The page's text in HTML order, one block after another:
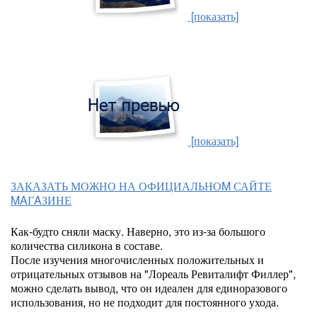
[показать]
[показать]
ЗАКАЗАТЬ МОЖНО НА ОФИЦИАЛЬНОM САЙТЕ
MAГAЗИНЕ
Как-будто сняли маску. Наверно, это из-за большого
количества силикона в составе.
После изучения многочисленных положительных и
отрицательных отзывов на "Лореаль Ревиталифт Филлер",
можно сделать вывод, что он идеален для единоразового
использования, но не подходит для постоянного ухода.